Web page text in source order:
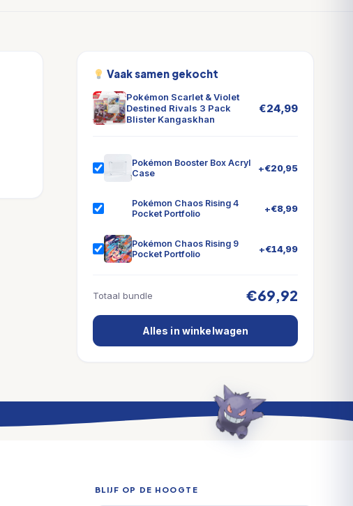
Vaak samen gekocht
Pokémon Scarlet & Violet
Destined Rivals 3 Pack
Blister Kangaskhan
€24,99
Pokémon Booster Box Acryl
Case
+€20,95
Pokémon Chaos Rising 4
Pocket Portfolio
+€8,99
Pokémon Chaos Rising 9
Pocket Portfolio
+€14,99
Totaal bundle €69,92
Alles in winkelwagen
BLIJF OP DE HOOGTE